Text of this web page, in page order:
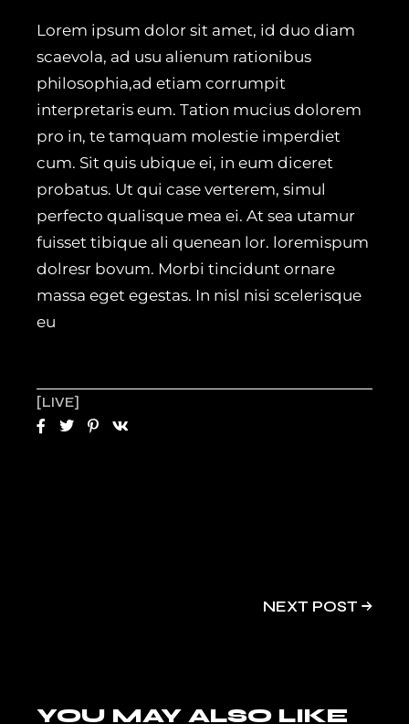
Lorem ipsum dolor sit amet, id duo diam
scaevola, ad usu alienum rationibus
philosophia,ad etiam corrumpit
interpretaris eum. Tation mucius dolorem
pro in, te tamquam molestie imperdiet
cum. Sit quis ubique ei, in eum diceret
probatus. Ut qui case verterem, simul
perfecto qualisque mea ei. At sea utamur
fuisset tibique ali quenean lor. loremispum
dolresr bovum. Morbi tincidunt ornare
massa eget egestas. In nisl nisi scelerisque
eu
LIVE
NEXT POST
YOU MAY ALSO LIKE